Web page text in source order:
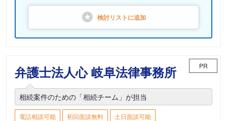
検討リストに追加
弁護士法人心 岐阜法律事務所 PR
相続案件のための「相続チーム」が担当
電話相談可能 初回面談無料
土日面談可能